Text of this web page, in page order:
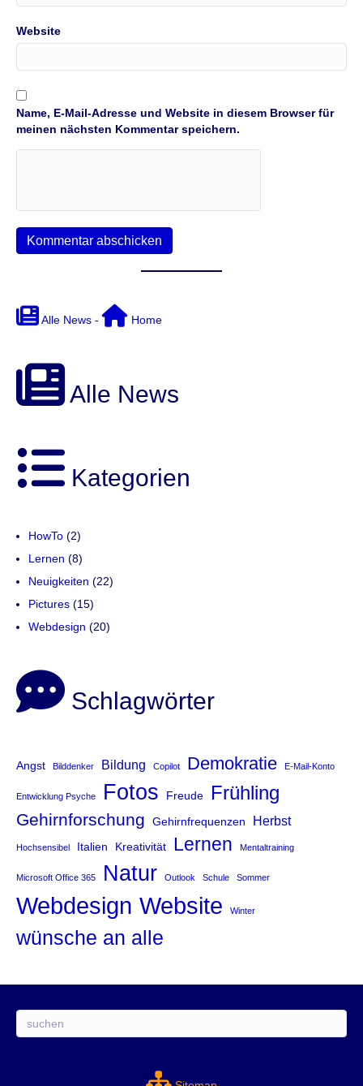
Website
Name, E-Mail-Adresse und Website in diesem Browser für
meinen nächsten Kommentar speichern.
Alle News - Home
Alle News
Kategorien
HowTo (2)
Lernen (8)
Neuigkeiten (22)
Pictures (15)
Webdesign (20)
Schlagwörter
Angst Bilddenker Bildung Copilot Demokratie E-Mail-Konto
Entwicklung Psyche Fotos Freude Frühling
Gehirnforschung Gehirnfrequenzen Herbst
Hochsensibel Italien Kreativität Lernen Mentaltraining
Microsoft Office 365 Natur Outlook Schule Sommer
Webdesign Website Winter
wünsche an alle
Suchen